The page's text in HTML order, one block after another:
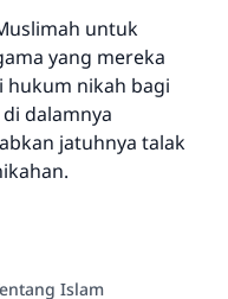
untuk
yang mereka
hukum nikah bagi
dalamnya
jatuhnya talak
Islam